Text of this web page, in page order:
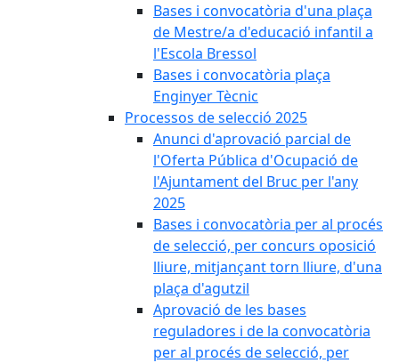
Bases i convocatòria d'una plaça
de Mestre/a d'educació infantil a
l'Escola Bressol
Bases i convocatòria plaça
Enginyer Tècnic
Processos de selecció 2025
Anunci d'aprovació parcial de
l'Oferta Pública d'Ocupació de
l'Ajuntament del Bruc per l'any
2025
Bases i convocatòria per al procés
de selecció, per concurs oposició
lliure, mitjançant torn lliure, d'una
plaça d'agutzil
Aprovació de les bases
reguladores i de la convocatòria
per al procés de selecció, per